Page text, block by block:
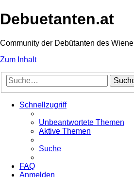
Debuetanten.at
Community der Debütanten des
Zum Inhalt
Schnellzugriff
Unbeantwortete Themen
Aktive Themen
Suche
FAQ
Anmelden